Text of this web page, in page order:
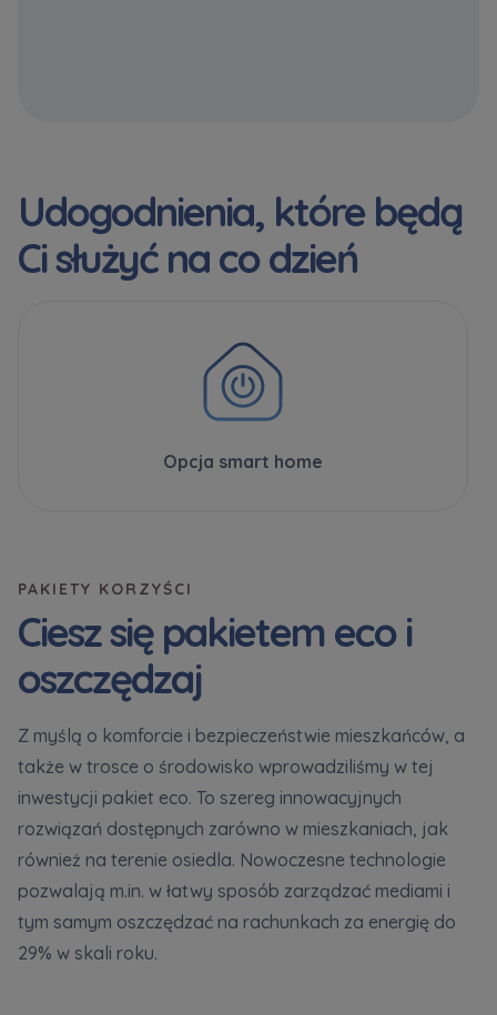
Udogodnienia, które będą
Ci służyć na co dzień
Opcja smart home
PAKIETY KORZYŚCI
Ciesz się pakietem eco i
oszczędzaj
Z myślą o komforcie i bezpieczeństwie mieszkańców, a
także w trosce o środowisko wprowadziliśmy w tej
inwestycji pakiet eco. To szereg innowacyjnych
rozwiązań dostępnych zarówno w mieszkaniach, jak
również na terenie osiedla. Nowoczesne technologie
pozwalają m.in. w łatwy sposób zarządzać mediami i
tym samym oszczędzać na rachunkach za energię do
29% w skali roku.